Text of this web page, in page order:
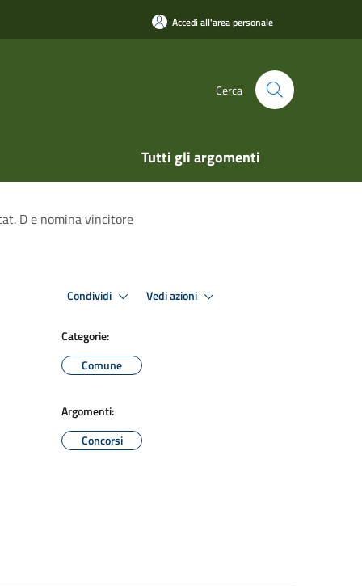
Accedi all'area personale
Cerca
Tutti gli argomenti
D e nomina vincitore
Condividi Vedi azioni
Categorie:
Comune
Argomenti:
Concorsi